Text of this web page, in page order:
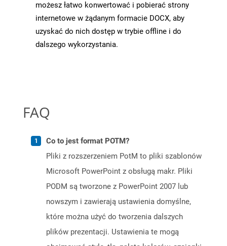
możesz łatwo konwertować i pobierać strony
internetowe w żądanym formacie DOCX, aby
uzyskać do nich dostęp w trybie offline i do
dalszego wykorzystania.
FAQ
Co to jest format POTM?
Pliki z rozszerzeniem PotM to pliki szablonów
Microsoft PowerPoint z obsługą makr. Pliki
PODM są tworzone z PowerPoint 2007 lub
nowszym i zawierają ustawienia domyślne,
które można użyć do tworzenia dalszych
plików prezentacji. Ustawienia te mogą